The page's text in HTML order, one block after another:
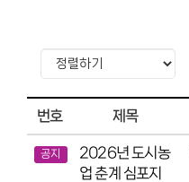
번호 제목
공지 2026년 도시농
업 춘계 심포지